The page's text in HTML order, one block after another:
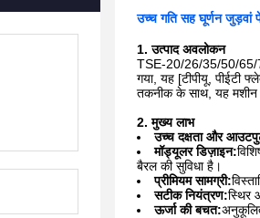
उच्च गति सह घूर्णन जुड़वां
1. उत्पाद अवलोकन
TSE-20/26/35/50/65/
गया, यह [टीपीयू, पीईटी
तकनीक के साथ, यह मशीन
2. मुख्य लाभ
उच्च दक्षता और
मॉड्यूलर डिज़ाइन:
बैरल की सुविधा है।
प्रीमियम सामग्री:
सटीक नियंत्रण:स्थिर
ऊर्जा की बचत: